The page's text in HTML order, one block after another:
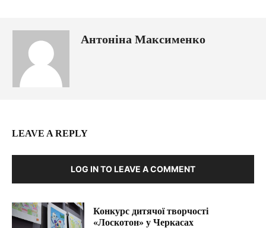
Антоніна Максименко
LEAVE A REPLY
LOG IN TO LEAVE A COMMENT
Конкурс дитячої творчості
«Лоскотон» у Черкасах